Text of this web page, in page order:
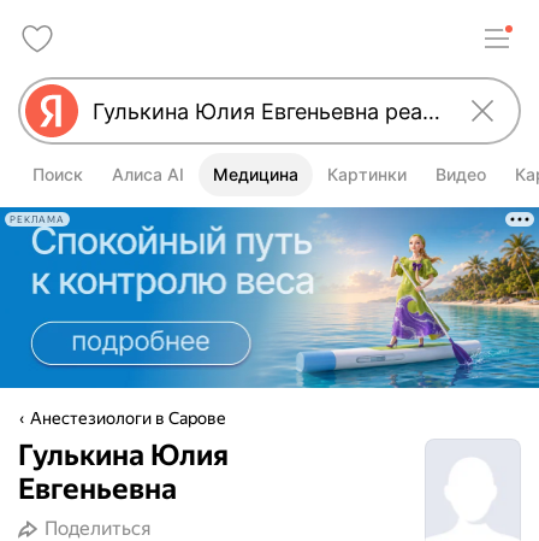
Поиск Алиса AI Медицина Картинки Видео
РЕКЛАМА
Анестезиологи в Сарове
Гулькина Юлия
Евгеньевна
Поделиться